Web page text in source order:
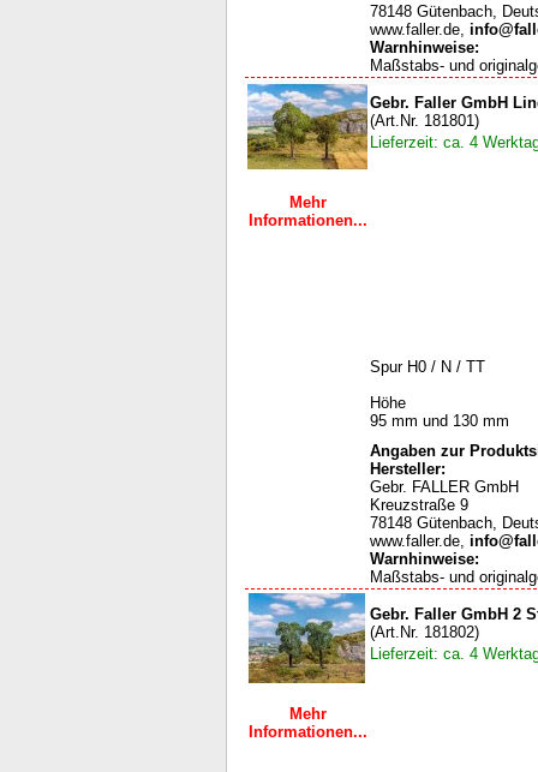
78148 Gütenbach,
www.faller.de,
Warnhinweise:
Maßstabs- und
Mehr
Informationen...
Gebr. Faller GmbH
(Art.Nr. 181801)
Lieferzeit: ca. 4
Spur H0 / N / TT
Höhe
95 mm und 130 mm
Angaben zur
Hersteller:
Gebr. FALLER GmbH
Kreuzstraße 9
78148 Gütenbach,
www.faller.de,
Warnhinweise:
Maßstabs- und
Mehr
Informationen...
Gebr. Faller GmbH 2
(Art.Nr. 181802)
Lieferzeit: ca. 4